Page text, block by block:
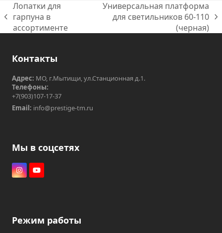
previous
post:
Лопатки для
гарпуна в
ассортименте
post:
Универсальная платформа
для светильников 60-110
(черная)
Контакты
Адрес: МО, г.Мытищи, ул.Станционная д.1.
Телефоны:
+7(903)107-17-37
Email: info@prestige-tm.ru
Мы в соцсетях
InstagramYouTube
Режим работы